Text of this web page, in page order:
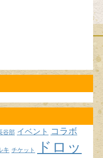
谷部 イベント コラボ
キ チケット
ドロッ